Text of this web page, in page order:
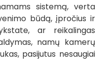
sistemą, verta
būdą, įpročius ir
ar reikalingas
namų kamerų
pasijutus nesaugiai